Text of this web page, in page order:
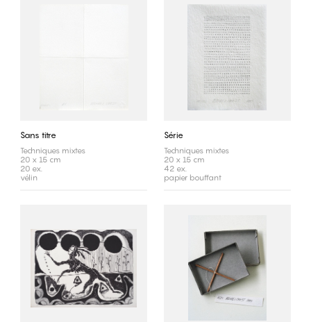
Sans titre
Techniques mixtes
20 x 15 cm
20 ex.
vélin
Série
Techniques mixtes
20 x 15 cm
42 ex.
papier bouffant